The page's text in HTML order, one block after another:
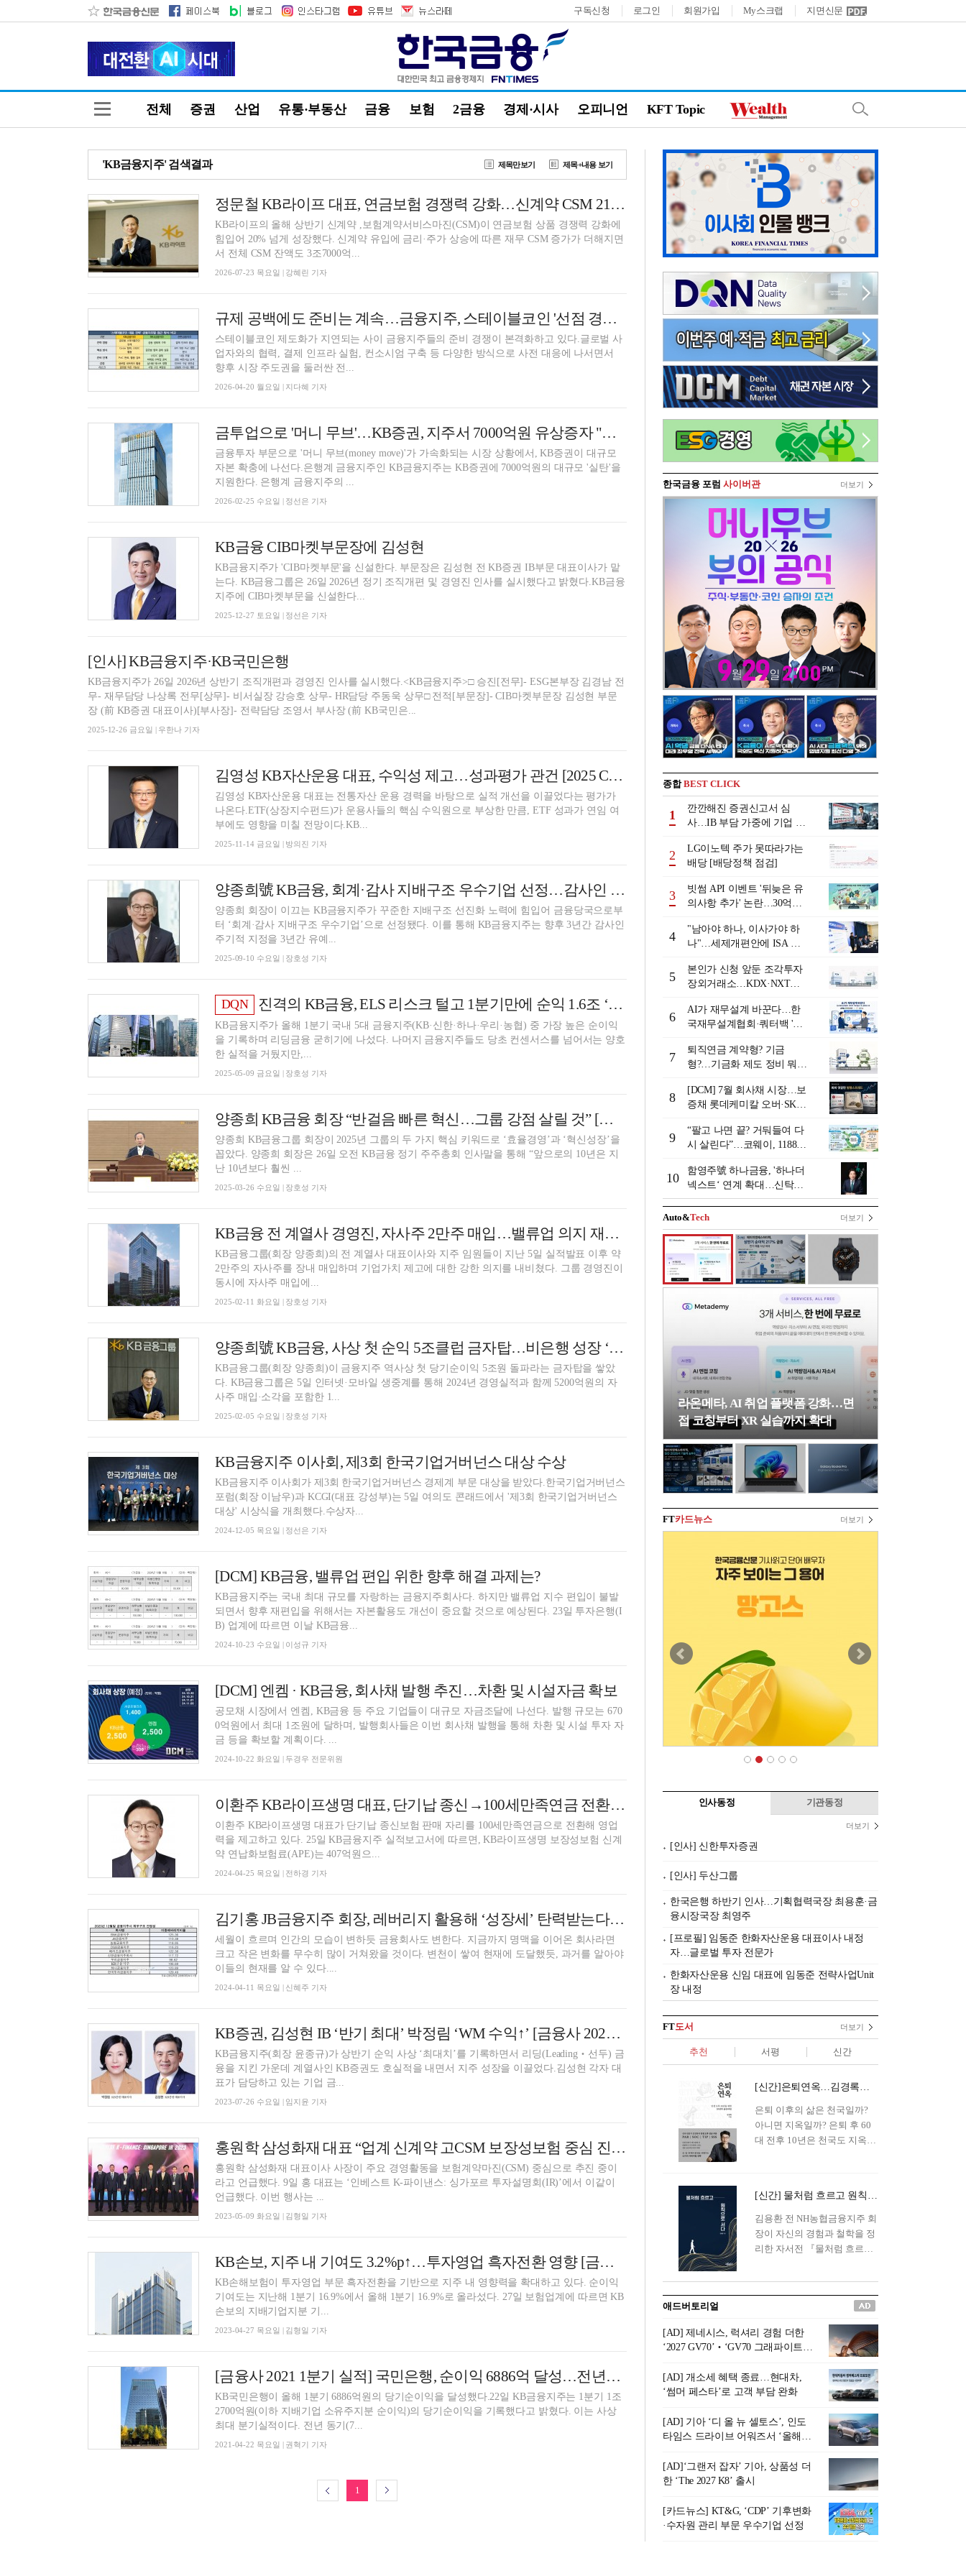
구독신청 로그인 회원가입 My스크랩 지면신문
전체 증권 산업 유통·부동산 금융 보험 2금융 경제·시사 오피니언 KFT Topic
'KB금융지주' 검색결과 제목만보기 제목+내용 보기
정문철 KB라이프 대표, 연금보험 경쟁력 강화…신계약 CSM 21% 성장 [금융사 2026 상반기 실적]
KB라이프의 올해 상반기 신계약 ,보험계약서비스마진(CSM)이 연금보험 상품 경쟁력 강화에
힘입어 20% 넘게 성장했다. 신계약 유입에 금리·주가 상승에 따른 재무 CSM 증가가 더해지면
서 전체 CSM 잔액도 3조7000억...
2026-07-23 목요일 | 강혜린 기자
규제 공백에도 준비는 계속…금융지주, 스테이블코인 '선점 경쟁' [스테이블코인 新지형도 ②]
스테이블코인 제도화가 지연되는 사이 금융지주들의 준비 경쟁이 본격화하고 있다.글로벌 사
업자와의 협력, 결제 인프라 실험, 컨소시엄 구축 등 다양한 방식으로 사전 대응에 나서면서
향후 시장 주도권을 둘러싼 전...
2026-04-20 월요일 | 지다혜 기자
금투업으로 '머니 무브'…KB증권, 지주서 7000억원 유상증자 "시장 경쟁력 제고"
금융투자 부문으로 '머니 무브(money move)'가 가속화되는 시장 상황에서, KB증권이 대규모
자본 확충에 나선다.은행계 금융지주인 KB금융지주는 KB증권에 7000억원의 대규모 '실탄'을
지원한다. 은행계 금융지주의 ...
2026-02-25 수요일 | 정선은 기자
KB금융 CIB마켓부문장에 김성현
KB금융지주가 'CIB마켓부문'을 신설한다. 부문장은 김성현 전 KB증권 IB부문 대표이사가 맡
는다. KB금융그룹은 26일 2026년 정기 조직개편 및 경영진 인사를 실시했다고 밝혔다.KB금융
지주에 CIB마켓부문을 신설한다...
2025-12-27 토요일 | 정선은 기자
[인사] KB금융지주·KB국민은행
KB금융지주가 26일 2026년 상반기 조직개편과 경영진 인사를 실시했다.<KB금융지주>□ 승진[전무]- ESG본부장 김경남 전
무- 재무담당 나상록 전무[상무]- 비서실장 강승호 상무- HR담당 주동욱 상무□ 전적[부문장]- CIB마켓부문장 김성현 부문
장 (前 KB증권 대표이사)[부사장]- 전략담당 조영서 부사장 (前 KB국민은...
2025-12-26 금요일 | 우한나 기자
김영성 KB자산운용 대표, 수익성 제고…성과평가 관건 [2025 CEO 인사 전망- KB금융]
김영성 KB자산운용 대표는 전통자산 운용 경력을 바탕으로 실적 개선을 이끌었다는 평가가
나온다.ETF(상장지수펀드)가 운용사들의 핵심 수익원으로 부상한 만큼, ETF 성과가 연임 여
부에도 영향을 미칠 전망이다.KB...
2025-11-14 금요일 | 방의진 기자
양종희號 KB금융, 회계·감사 지배구조 우수기업 선정…감사인 지정 3년 유예
양종희 회장이 이끄는 KB금융지주가 꾸준한 지배구조 선진화 노력에 힘입어 금융당국으로부
터 ‘회계·감사 지배구조 우수기업’으로 선정됐다. 이를 통해 KB금융지주는 향후 3년간 감사인
주기적 지정을 3년간 유예...
2025-09-10 수요일 | 장호성 기자
DQN 진격의 KB금융, ELS 리스크 털고 1분기만에 순익 1.6조 ‘선방’ [2025 1분기 리그테이블]
KB금융지주가 올해 1분기 국내 5대 금융지주(KB·신한·하나·우리·농협) 중 가장 높은 순이익
을 기록하며 리딩금융 굳히기에 나섰다. 나머지 금융지주들도 당초 컨센서스를 넘어서는 양호
한 실적을 거뒀지만,...
2025-05-09 금요일 | 장호성 기자
양종희 KB금융 회장 “반걸음 빠른 혁신…그룹 강점 살릴 것” [금융권 주총]
양종희 KB금융그룹 회장이 2025년 그룹의 두 가지 핵심 키워드로 ‘효율경영’과 ‘혁신성장’을
꼽았다. 양종희 회장은 26일 오전 KB금융 정기 주주총회 인사말을 통해 “앞으로의 10년은 지
난 10년보다 훨씬 ...
2025-03-26 수요일 | 장호성 기자
KB금융 전 계열사 경영진, 자사주 2만주 매입…밸류업 의지 재확인
KB금융그룹(회장 양종희)의 전 계열사 대표이사와 지주 임원들이 지난 5일 실적발표 이후 약
2만주의 자사주를 장내 매입하며 기업가치 제고에 대한 강한 의지를 내비쳤다. 그룹 경영진이
동시에 자사주 매입에...
2025-02-11 화요일 | 장호성 기자
양종희號 KB금융, 사상 첫 순익 5조클럽 금자탑…비은행 성장 ‘쑥’ [금융사 2024 실적]
KB금융그룹(회장 양종희)이 금융지주 역사상 첫 당기순이익 5조원 돌파라는 금자탑을 쌓았
다. KB금융그룹은 5일 인터넷·모바일 생중계를 통해 2024년 경영실적과 함께 5200억원의 자
사주 매입·소각을 포함한 1...
2025-02-05 수요일 | 장호성 기자
KB금융지주 이사회, 제3회 한국기업거버넌스 대상 수상
KB금융지주 이사회가 제3회 한국기업거버넌스 경제계 부문 대상을 받았다.한국기업거버넌스
포럼(회장 이남우)과 KCGI(대표 강성부)는 5일 여의도 콘래드에서 '제3회 한국기업거버넌스
대상' 시상식을 개최했다.수상자...
2024-12-05 목요일 | 정선은 기자
[DCM] KB금융, 밸류업 편입 위한 향후 해결 과제는?
KB금융지주는 국내 최대 규모를 자랑하는 금융지주회사다. 하지만 밸류업 지수 편입이 불발
되면서 향후 재편입을 위해서는 자본활용도 개선이 중요할 것으로 예상된다. 23일 투자은행(I
B) 업계에 따르면 이날 KB금융...
2024-10-23 수요일 | 이성규 기자
[DCM] 엔켐 · KB금융, 회사채 발행 추진…차환 및 시설자금 확보
공모채 시장에서 엔켐, KB금융 등 주요 기업들이 대규모 자금조달에 나선다. 발행 규모는 670
0억원에서 최대 1조원에 달하며, 발행회사들은 이번 회사채 발행을 통해 차환 및 시설 투자 자
금 등을 확보할 계획이다. ...
2024-10-22 화요일 | 두경우 전문위원
이환주 KB라이프생명 대표, 단기납 종신→100세만족연금 전환 영업력 제고 [금융사 2024 1분기 실적]
이환주 KB라이프생명 대표가 단기납 종신보험 판매 자리를 100세만족연금으로 전환해 영업
력을 제고하고 있다. 25일 KB금융지주 실적보고서에 따르면, KB라이프생명 보장성보험 신계
약 연납화보험료(APE)는 407억원으...
2024-04-25 목요일 | 전하경 기자
김기홍 JB금융지주 회장, 레버리지 활용해 ‘성장세’ 탄력받는다 [금융 일대기 리포트]
세월이 흐르며 인간의 모습이 변하듯 금융회사도 변한다. 지금까지 명맥을 이어온 회사라면
크고 작은 변화를 무수히 많이 거쳐왔을 것이다. 변천이 쌓여 현재에 도달했듯, 과거를 알아야
이들의 현재를 알 수 있다....
2024-04-11 목요일 | 신혜주 기자
KB증권, 김성현 IB ‘반기 최대’ 박정림 ‘WM 수익↑’ [금융사 2023 상반기 실적]
KB금융지주(회장 윤종규)가 상반기 순익 사상 ‘최대치’를 기록하면서 리딩(Leading‧선두) 금
융을 지킨 가운데 계열사인 KB증권도 호실적을 내면서 지주 성장을 이끌었다.김성현 각자 대
표가 담당하고 있는 기업 금...
2023-07-26 수요일 | 임지윤 기자
홍원학 삼성화재 대표 “업계 신계약 고CSM 보장성보험 중심 진행”
홍원학 삼성화재 대표이사 사장이 주요 경영활동을 보험계약마진(CSM) 중심으로 추진 중이
라고 언급했다. 9일 홍 대표는 ‘인베스트 K-파이낸스: 싱가포르 투자설명회(IR)’에서 이같이
언급했다. 이번 행사는 ...
2023-05-09 화요일 | 김형일 기자
KB손보, 지주 내 기여도 3.2%p↑…투자영업 흑자전환 영향 [금융사 2023 1분기 실적]
KB손해보험이 투자영업 부문 흑자전환을 기반으로 지주 내 영향력을 확대하고 있다. 순이익
기여도는 지난해 1분기 16.9%에서 올해 1분기 16.9%로 올라섰다. 27일 보험업계에 따르면 KB
손보의 지배기업지분 기...
2023-04-27 목요일 | 김형일 기자
[금융사 2021 1분기 실적] 국민은행, 순이익 6886억 달성…전년比 17.4% 성장
KB국민은행이 올해 1분기 6886억원의 당기순이익을 달성했다.22일 KB금융지주는 1분기 1조
2700억원(이하 지배기업 소유주지분 순이익)의 당기순이익을 기록했다고 밝혔다. 이는 사상
최대 분기실적이다. 전년 동기(7...
2021-04-22 목요일 | 권혁기 기자
1
한국금융 포럼 사이버관 더보기
종합BEST CLICK
1
깐깐해진 증권신고서 심
사…IB 부담 가중에 기업 자
2
LG이노텍 주가 못따라가는
배당 [배당정책 점검]
3
빗썸 API 이벤트 '뒤늦은 유
의사항 추가' 논란…30억원
발
4
"남아야 하나, 이사가야 하
나"…세제개편안에 ISA 투
5
본인가 신청 앞둔 조각투자
장외거래소…KDX·NXT컨
6
AI가 재무설계 바꾼다…한
국재무설계협회·쿼터백 '베
7
퇴직연금 계약형? 기금
형?…기금화 제도 정비 뭐길
(상)]
8
[DCM] 7월 회사채 시장…보
증채 롯데케미칼 오버·SK에
9
“팔고 나면 끝? 거둬들여 다
시 살린다”…코웨이, 1188만
10
함영주號 하나금융, '하나더
넥스트‘ 연계 확대…신탁수
수료 2배 증가 효과 [금융 시
니어 비즈니스 돋보기]
Auto&Tech 더보기
라온메타, AI 취업 플랫폼 강화…면
접 코칭부터 XR 실습까지 확대
FT카드뉴스 더보기
인사동정 기관동정
더보기
[인사] 신한투자증권
[인사] 두산그룹
한국은행 하반기 인사…기획협력국장 최용훈·금
융시장국장 최영주
[프로필] 임동준 한화자산운용 대표이사 내정
자…글로벌 투자 전문가
한화자산운용 신임 대표에 임동준 전략사업Unit
장 내정
FT도서 더보기
추천 서평 신간
[신간]은퇴연옥…김경록의 은퇴 후 삶의 나침반
은퇴 이후의 삶은 천국일까?
아니면 지옥일까? 은퇴 후 60
대 전후 10년은 천국도 지옥도
은퇴 설계를 가이드해 온 김경
록 옵투스자산운용의 고문이
신간 『은퇴연옥』을 내놓았
다.단테는 지옥을 '모든 희망을
록 고문은 새로운 시각을 제시
0년의 과도기는 지옥이 아니라
정화와 성장의 공간인 ‘은퇴연
옥(Purgatory)’이라는 것이다.
연옥은 고통스럽지만 끝이 있
으며, 준비를 통해 천국으로 나
아갈 수 있는 희망의 장소라고
말한
[신간] 물처럼 흐르고 원칙으로 서다…김용환의 통찰을 담다
김용환 전 NH농협금융지주 회
장이 자신의 경험과 철학을 정
리한 자서전 『물처럼 흐르고
통 관료 출신으로 한국 금융의
주요 변곡점마다 중요한 역할
을 하고 금융 경영인으로서 큰
족적을 남긴 김 전 회장이 후배
세대에게 전하는 삶의 조언을
담은 인생 노트다.『물처럼 흐
르고 원칙으로 서다』는 단순
한 자서전을 넘어, 실패를 두려
워하지 않는 용기와 자신에 대
한 믿음이 어떻게 삶을 풍요롭
게 만드는지를 보여주는 지혜
의 보고로 평가된다.김용환 전
회장은 “인생의 목표가 크더라
도 조급해하지 말고 작은 것부
터 하나 하나 성취해 나가
라”고 조언한다. 뼈아픈 실패
조차 성공의 뼈대가 된다는 긍
애드버토리얼
[AD] 제네시스, 럭셔리 경험 더한
‘2027 GV70’‧‘GV70 그래파이트’
[AD] 개소세 혜택 종료…현대차,
‘썸머 페스타’로 고객 부담 완화
[AD] 기아 ‘디 올 뉴 셀토스’, 인도
타임스 드라이브 어워즈서 ‘올해의
[AD]‘그랜저 잡자’ 기아, 상품성 더
한 ‘The 2027 K8’ 출시
[카드뉴스] KT&G, ‘CDP’ 기후변화
·수자원 관리 부문 우수기업 선정